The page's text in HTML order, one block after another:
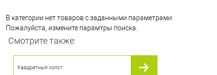
В категории нет товаров с заданными параметрами.
Пожалуйста, измените парамтры поиска.
Смотрите также:
Квадратный холст